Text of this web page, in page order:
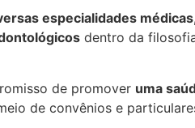
especialidades
dentro da
de promover uma
de convênios e